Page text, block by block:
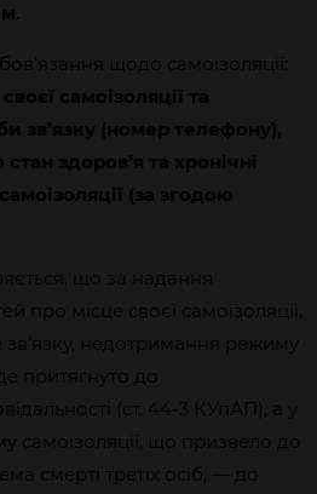
щодо самоізоляції:
самоізоляції та
зв’язку (номер телефону),
здоров’я та хронічні
(за згодою
що за надання
про місце своєї самоізоляції,
зв’язку, недотримання режиму
притягнуто до
(ст. 44-3 КУпАП), а у
самоізоляції, що призвело до
смерті третіх осіб, — до